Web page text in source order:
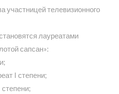
участницей телевизионного
лауреатами
сапсан»:
I степени;